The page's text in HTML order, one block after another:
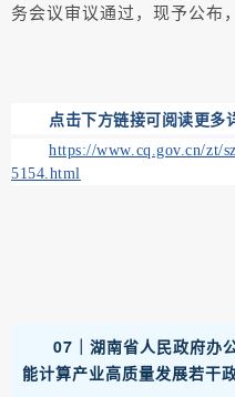
务会议审议通过，现予公布
点击下方链接可阅读更多
https://www.cq.gov.cn/zt/
5154.html
07｜湖南省人民政府办
能计算产业高质量发展若干